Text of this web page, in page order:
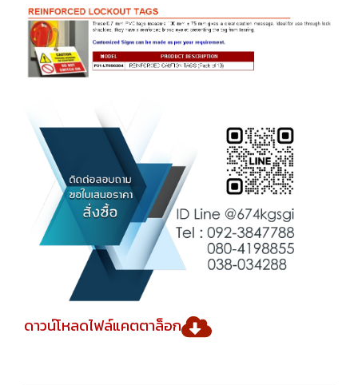
ดาวน์โหลดไฟล์แคตตาล็อก